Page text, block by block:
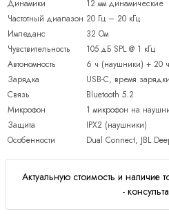
Динамики
12 мм динамические
Частотный диапазон 20 Гц – 20 кГц
Импеданс
32 Ом
Чувствительность
105 дБ SPL @ 1 кГц
Автономность
6 ч (наушники) + 20
Зарядка
USB-C, время
Связь
Bluetooth 5.2
Микрофон
1 микрофон на
Защита
IPX2 (наушники)
Особенности
Dual Connect, JBL
Актуальную стоимость и наличие
-